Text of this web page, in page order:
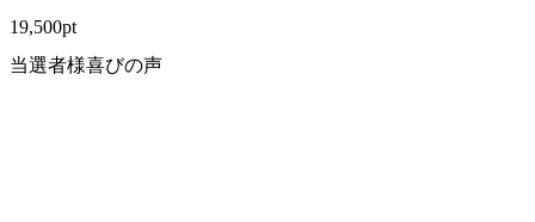
19,500pt
当選者様喜びの声